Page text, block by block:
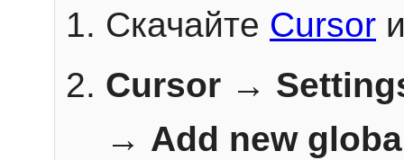
Скачайте Cursor
Cursor →
→ Add new